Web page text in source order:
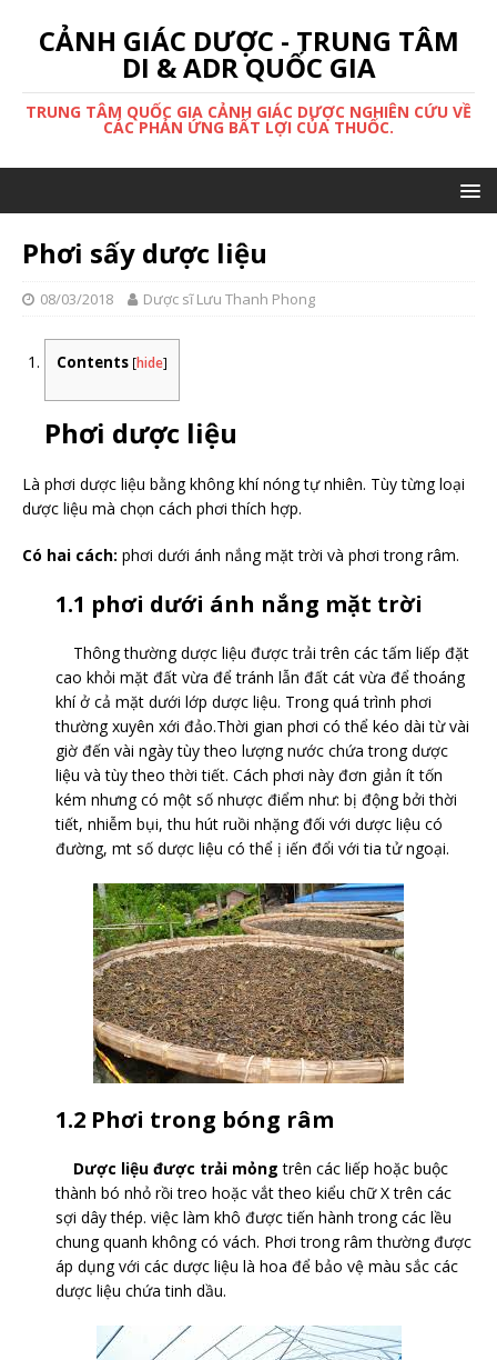
CẢNH GIÁC DƯỢC - TRUNG TÂM
DI & ADR QUỐC GIA
TRUNG TÂM QUỐC GIA CẢNH GIÁC DƯỢC NGHIÊN CỨU VỀ
CÁC PHẢN ỨNG BẤT LỢI CỦA THUỐC.
Phơi sấy dược liệu
08/03/2018 Dược sĩ Lưu Thanh Phong
Contents [hide]
Phơi dược liệu
Là phơi dược liệu bằng không khí nóng tự nhiên. Tùy từng loại
dược liệu mà chọn cách phơi thích hợp.
Có hai cách: phơi dưới ánh nắng mặt trời và phơi trong râm.
1.1 phơi dưới ánh nắng mặt trời
Thông thường dược liệu được trải trên các tấm liếp đặt
cao khỏi mặt đất vừa để tránh lẫn đất cát vừa để thoáng
khí ở cả mặt dưới lớp dược liệu. Trong quá trình phơi
thường xuyên xới đảo.Thời gian phơi có thể kéo dài từ vài
giờ đến vài ngày tùy theo lượng nước chứa trong dược
liệu và tùy theo thời tiết. Cách phơi này đơn giản ít tốn
kém nhưng có một số nhược điểm như: bị động bởi thời
tiết, nhiễm bụi, thu hút ruồi nhặng đối với dược liệu có
đường, mt số dược liệu có thể ị iến đổi với tia tử ngoại.
1.2 Phơi trong bóng râm
Dược liệu được trải mỏng trên các liếp hoặc buộc
thành bó nhỏ rồi treo hoặc vắt theo kiểu chữ X trên các
sợi dây thép. việc làm khô được tiến hành trong các lều
chung quanh không có vách. Phơi trong râm thường được
áp dụng với các dược liệu là hoa để bảo vệ màu sắc các
dược liệu chứa tinh dầu.